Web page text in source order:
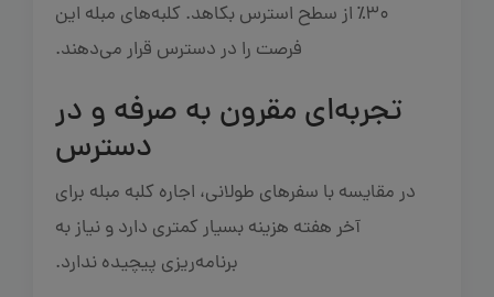
۳۰٪ از سطح استرس بکاهد. کلبه‌های مبله این
فرصت را در دسترس قرار می‌دهند.
تجربه‌ای مقرون به صرفه و در
دسترس
در مقایسه با سفرهای طولانی، اجاره کلبه مبله برای
آخر هفته هزینه بسیار کمتری دارد و نیاز به
برنامه‌ریزی پیچیده ندارد.